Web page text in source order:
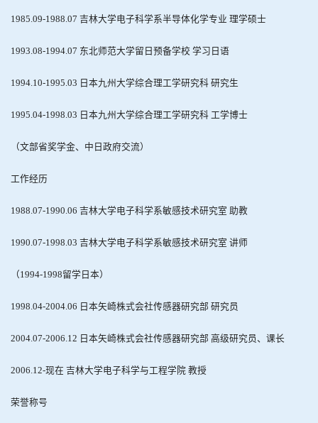
1985.09-1988.07 吉林大学电子科学系半导体化学专业 理学硕士
1993.08-1994.07 东北师范大学留日预备学校 学习日语
1994.10-1995.03 日本九州大学综合理工学研究科 研究生
1995.04-1998.03 日本九州大学综合理工学研究科 工学博士
（文部省奖学金、中日政府交流）
工作经历
1988.07-1990.06 吉林大学电子科学系敏感技术研究室 助教
1990.07-1998.03 吉林大学电子科学系敏感技术研究室 讲师
（1994-1998留学日本）
1998.04-2004.06 日本矢崎株式会社传感器研究部 研究员
2004.07-2006.12 日本矢崎株式会社传感器研究部 高级研究员、课长
2006.12-现在 吉林大学电子科学与工程学院 教授
荣誉称号